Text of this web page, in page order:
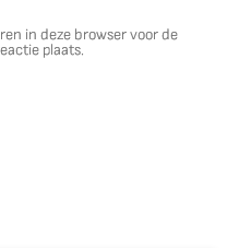
in deze browser voor de
plaats.